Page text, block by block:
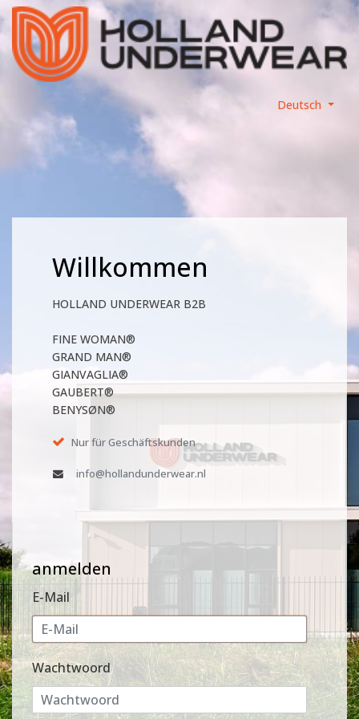
Deutsch
Willkommen
HOLLAND UNDERWEAR B2B
FINE WOMAN®
GRAND MAN®
GIANVAGLIA®
GAUBERT®
BENYSØN®
Nur für Geschäftskunden
info@hollandunderwear.nl
anmelden
E-Mail
Wachtwoord